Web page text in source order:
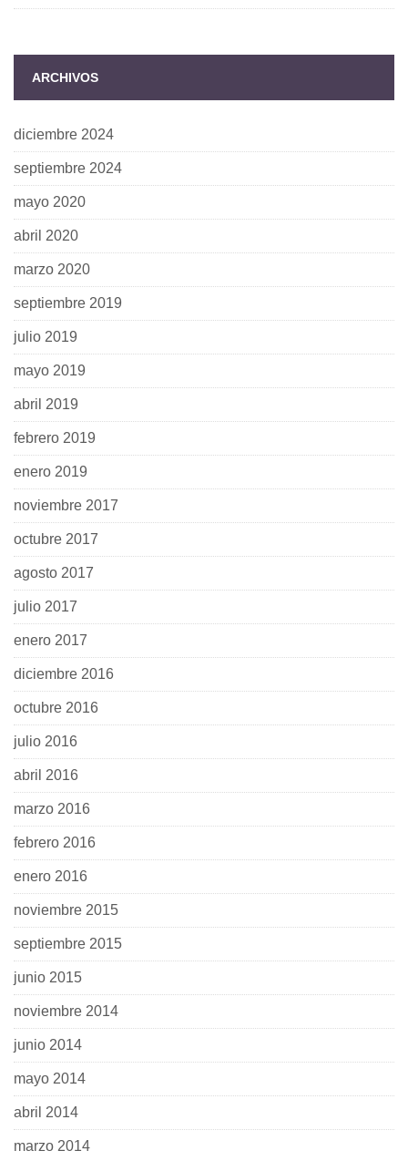
ARCHIVOS
diciembre 2024
septiembre 2024
mayo 2020
abril 2020
marzo 2020
septiembre 2019
julio 2019
mayo 2019
abril 2019
febrero 2019
enero 2019
noviembre 2017
octubre 2017
agosto 2017
julio 2017
enero 2017
diciembre 2016
octubre 2016
julio 2016
abril 2016
marzo 2016
febrero 2016
enero 2016
noviembre 2015
septiembre 2015
junio 2015
noviembre 2014
junio 2014
mayo 2014
abril 2014
marzo 2014